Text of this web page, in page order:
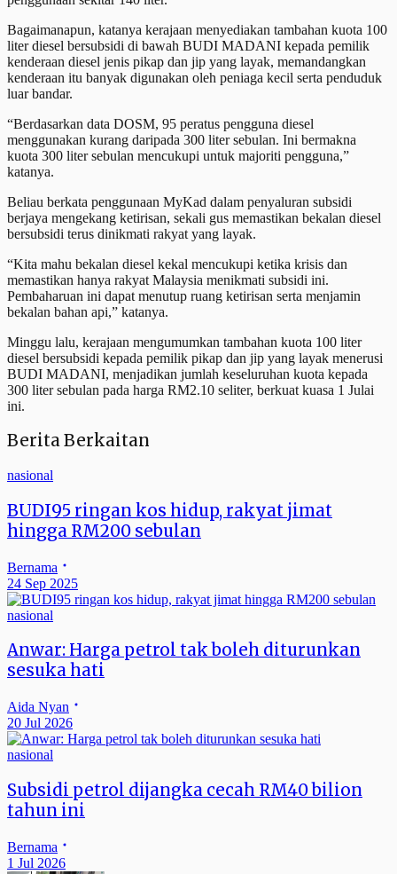
Bagaimanapun, katanya kerajaan menyediakan tambahan kuota 100
liter diesel bersubsidi di bawah BUDI MADANI kepada pemilik
kenderaan diesel jenis pikap dan jip yang layak, memandangkan
kenderaan itu banyak digunakan oleh peniaga kecil serta penduduk
luar bandar.
“Berdasarkan data DOSM, 95 peratus pengguna diesel
menggunakan kurang daripada 300 liter sebulan. Ini bermakna
kuota 300 liter sebulan mencukupi untuk majoriti pengguna,”
katanya.
Beliau berkata penggunaan MyKad dalam penyaluran subsidi
berjaya mengekang ketirisan, sekali gus memastikan bekalan diesel
bersubsidi terus dinikmati rakyat yang layak.
“Kita mahu bekalan diesel kekal mencukupi ketika krisis dan
memastikan hanya rakyat Malaysia menikmati subsidi ini.
Pembaharuan ini dapat menutup ruang ketirisan serta menjamin
bekalan bahan api,” katanya.
Minggu lalu, kerajaan mengumumkan tambahan kuota 100 liter
diesel bersubsidi kepada pemilik pikap dan jip yang layak menerusi
BUDI MADANI, menjadikan jumlah keseluruhan kuota kepada
300 liter sebulan pada harga RM2.10 seliter, berkuat kuasa 1 Julai
ini.
Berita Berkaitan
nasional
BUDI95 ringan kos hidup, rakyat jimat
hingga RM200 sebulan
Bernama
24 Sep 2025
nasional
Anwar: Harga petrol tak boleh diturunkan
sesuka hati
Aida Nyan
20 Jul 2026
nasional
Subsidi petrol dijangka cecah RM40 bilion
tahun ini
Bernama
1 Jul 2026